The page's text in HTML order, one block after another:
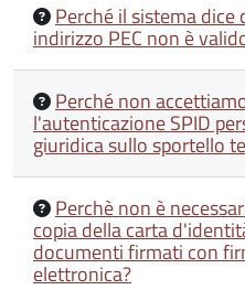
Perché il sistema dice
indirizzo PEC non è
Perché non
l'autenticazione SPID
giuridica sullo sportello
Perchè non è
copia della carta
documenti firmati con
elettronica?